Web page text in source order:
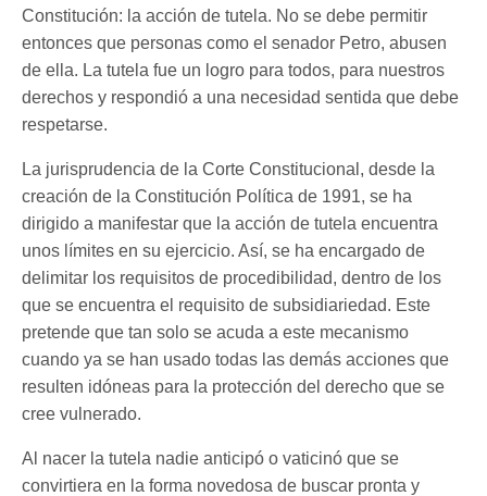
Constitución: la acción de tutela. No se debe permitir
entonces que personas como el senador Petro, abusen
de ella. La tutela fue un logro para todos, para nuestros
derechos y respondió a una necesidad sentida que debe
respetarse.
La jurisprudencia de la Corte Constitucional, desde la
creación de la Constitución Política de 1991, se ha
dirigido a manifestar que la acción de tutela encuentra
unos límites en su ejercicio. Así, se ha encargado de
delimitar los requisitos de procedibilidad, dentro de los
que se encuentra el requisito de subsidiariedad. Este
pretende que tan solo se acuda a este mecanismo
cuando ya se han usado todas las demás acciones que
resulten idóneas para la protección del derecho que se
cree vulnerado.
Al nacer la tutela nadie anticipó o vaticinó que se
convirtiera en la forma novedosa de buscar pronta y